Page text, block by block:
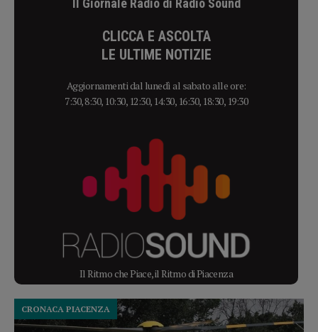
CLICCA E ASCOLTA
LE ULTIME NOTIZIE
Aggiornamenti dal lunedì al sabato alle ore:
7:30, 8:30, 10:30, 12:30, 14:30, 16:30, 18:30, 19:30
Il Ritmo che Piace, il Ritmo di Piacenza
CRONACA PIACENZA